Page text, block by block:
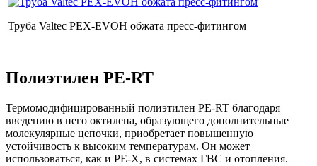
Труба Valtec PEX-EVOH обжата пресс-фитингом
Полиэтилен PE-RT
Термомодифицированный полиэтилен PE-RT благодаря
введению в него октилена, образующего дополнительные
молекулярные цепочки, приобретает повышенную
устойчивость к высоким температурам. Он может
использоваться, как и PE-X, в системах ГВС и отопления.